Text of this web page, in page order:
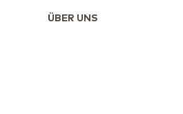
ÜBER UNS